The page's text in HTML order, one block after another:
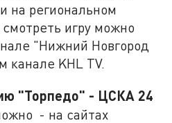
на региональном
игру можно
"Нижний Новгород
канале KHL TV.
"Торпедо" - ЦСКА 24
- на сайтах